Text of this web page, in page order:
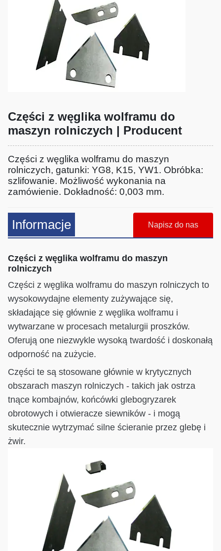
Części z węglika wolframu do
maszyn rolniczych | Producent
Części z węglika wolframu do maszyn
rolniczych, gatunki: YG8, K15, YW1. Obróbka:
szlifowanie. Możliwość wykonania na
zamówienie. Dokładność: 0,003 mm.
Informacje Napisz do nas
Części z węglika wolframu do maszyn
rolniczych
Części z węglika wolframu do maszyn rolniczych to
wysokowydajne elementy zużywające się,
składające się głównie z węglika wolframu i
wytwarzane w procesach metalurgii proszków.
Oferują one niezwykle wysoką twardość i doskonałą
odporność na zużycie.
Części te są stosowane głównie w krytycznych
obszarach maszyn rolniczych - takich jak ostrza
tnące kombajnów, końcówki glebogryzarek
obrotowych i otwieracze siewników - i mogą
skutecznie wytrzymać silne ścieranie przez glebę i
żwir.